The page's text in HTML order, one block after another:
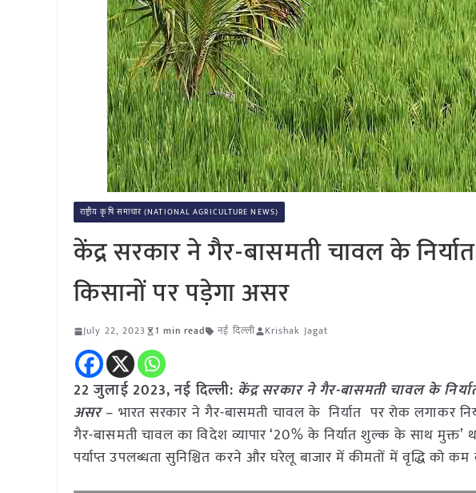
राष्ट्रीय कृषि समाचार (NATIONAL AGRICULTURE NEWS)
केंद्र सरकार ने गैर-बासमती चावल के
किसानों पर पड़ेगा असर
July 22, 2023 1 min read नई दिल्ली Krishak Jagat
22 जुलाई 2023, नई दिल्ली: केंद्र सरकार ने गैर-बासमती चावल के
असर– भारत सरकार ने गैर-बासमती चावल के निर्यात पर रोक लगाकर
गैर-बासमती चावल का विदेश व्यापार ‘20% के निर्यात शुल्क के साथ
पर्याप्त उपलब्धता सुनिश्चित करने और घरेलू बाजार में कीमतों में वृद्धि को